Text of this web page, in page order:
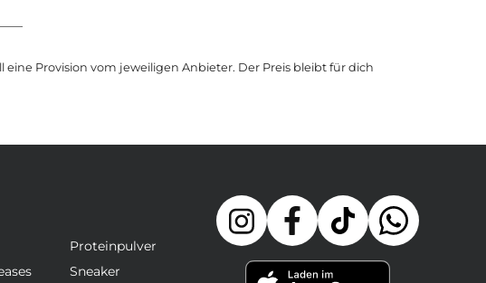
Provision vom jeweiligen Anbieter. Der Preis bleibt für dich
Proteinpulver
Sneaker